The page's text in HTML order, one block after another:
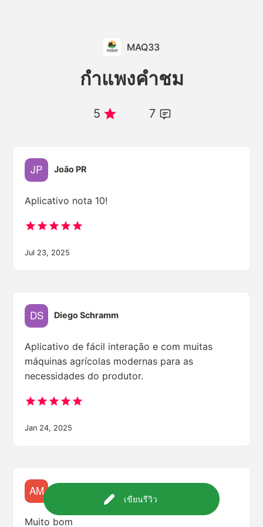
MAQ33
กำแพงคำชม
5 7
เขียนรีวิว
João PR
Aplicativo nota 10!
Jul 23, 2025
Diego Schramm
Aplicativo de fácil interação e com muitas
máquinas agrícolas modernas para as
necessidades do produtor.
Jan 24, 2025
Muito bom